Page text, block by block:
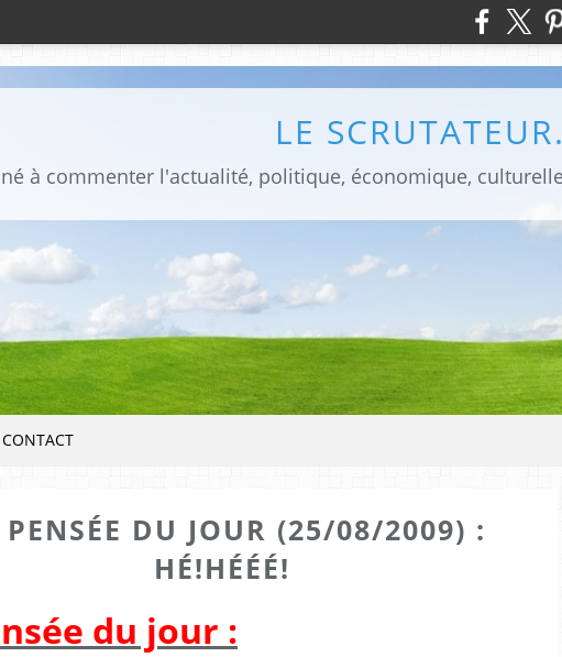
LE SCRUTATEUR.
CONTACT
PENSÉE DU JOUR (25/08/2009) :
HÉ!HÉÉÉ!
du jour :